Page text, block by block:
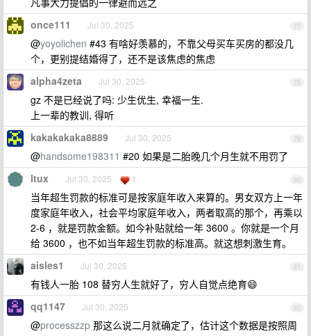
77
once111 Jul 30, 2025
@yoyolichen #43 有啥好羡慕的，不靠父母买车买房的都没几
个，更别提结婚得了，还不是该焦虑的焦虑
78
alpha4zeta Jul 30, 2025
gz 不是已经说了吗: 少生优生, 幸福一生.
上一辈的教训, 得听
79
kakakakaka8889 Jul 30, 2025
@handsome198311 #20 如果是二胎晚几个月生就不用罚了
80
ltux Jul 30, 2025 1
当年超生罚款的标准可是按家庭年收入来算的。男女双方上一年
度家庭年收入，社会平均家庭年收入，两者取高的那个，再乘以
2-6 ，就是罚款金额。如今补贴就给一年 3600 。你就是一个月
给 3600 ，也不如当年超生罚款的标准高。就这想刺激生育。
81
aisles1 Jul 30, 2025
有钱人一胎 108 替穷人生就好了，穷人自觉点绝育😄
82
qq1147 Jul 30, 2025
@processzzp 那这么说二月就确定了，估计这个数据是按照周